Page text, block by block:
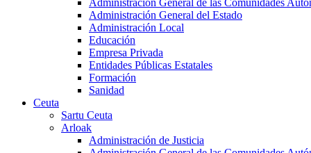
Administración General de las Comunidades
Administración General del Estado
Administración Local
Educación
Empresa Privada
Entidades Públicas Estatales
Formación
Sanidad
Ceuta
Sartu Ceuta
Arloak
Administración de Justicia